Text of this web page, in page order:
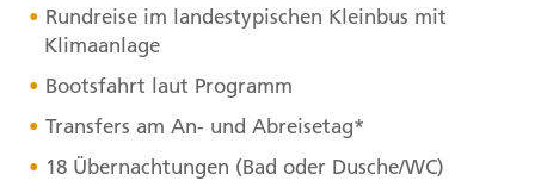
Rundreise im landestypischen Kleinbus mit
Klimaanlage
Bootsfahrt laut Programm
Transfers am An- und Abreisetag*
18 Übernachtungen (Bad oder Dusche/WC)